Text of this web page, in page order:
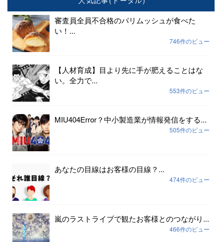
審査員全員不合格のパリムッシュが食べた
い！...
746件のビュー
【人材育成】目より先に手が肥えることはな
い。全力で...
553件のビュー
MIU404Error？中小製造業が情報発信をする...
505件のビュー
あなたの目線はお客様の目線？...
474件のビュー
嵐のラストライブで観たお客様とのつながり...
466件のビュー